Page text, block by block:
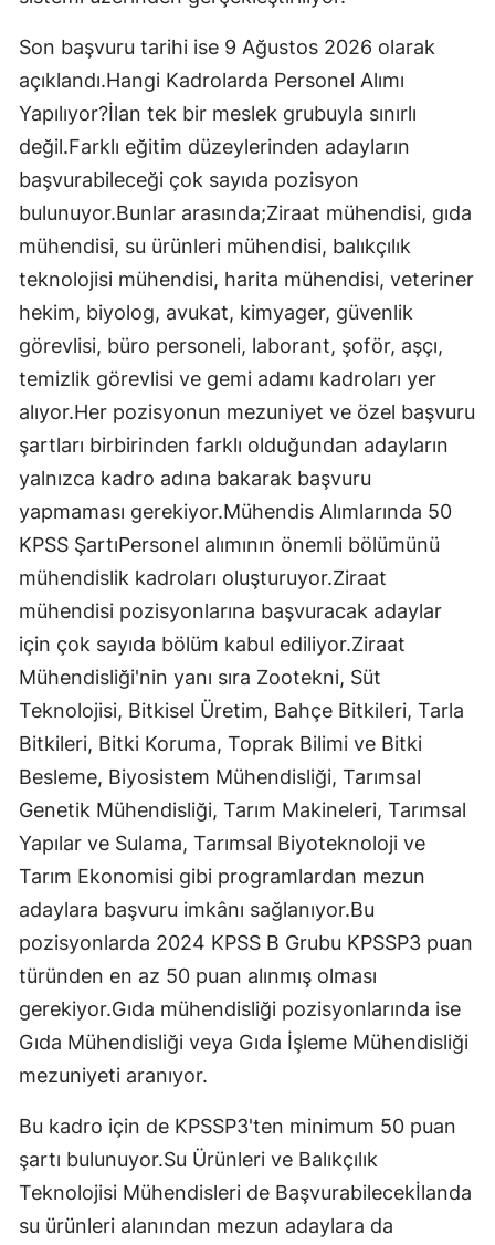
Son başvuru tarihi ise 9 Ağustos 2026 olarak
açıklandı.Hangi Kadrolarda Personel Alımı
Yapılıyor?İlan tek bir meslek grubuyla sınırlı
değil.Farklı eğitim düzeylerinden adayların
başvurabileceği çok sayıda pozisyon
bulunuyor.Bunlar arasında;Ziraat mühendisi, gıda
mühendisi, su ürünleri mühendisi, balıkçılık
teknolojisi mühendisi, harita mühendisi, veteriner
hekim, biyolog, avukat, kimyager, güvenlik
görevlisi, büro personeli, laborant, şoför, aşçı,
temizlik görevlisi ve gemi adamı kadroları yer
alıyor.Her pozisyonun mezuniyet ve özel başvuru
şartları birbirinden farklı olduğundan adayların
yalnızca kadro adına bakarak başvuru
yapmaması gerekiyor.Mühendis Alımlarında 50
KPSS ŞartıPersonel alımının önemli bölümünü
mühendislik kadroları oluşturuyor.Ziraat
mühendisi pozisyonlarına başvuracak adaylar
için çok sayıda bölüm kabul ediliyor.Ziraat
Mühendisliği'nin yanı sıra Zootekni, Süt
Teknolojisi, Bitkisel Üretim, Bahçe Bitkileri, Tarla
Bitkileri, Bitki Koruma, Toprak Bilimi ve Bitki
Besleme, Biyosistem Mühendisliği, Tarımsal
Genetik Mühendisliği, Tarım Makineleri, Tarımsal
Yapılar ve Sulama, Tarımsal Biyoteknoloji ve
Tarım Ekonomisi gibi programlardan mezun
adaylara başvuru imkânı sağlanıyor.Bu
pozisyonlarda 2024 KPSS B Grubu KPSSP3 puan
türünden en az 50 puan alınmış olması
gerekiyor.Gıda mühendisliği pozisyonlarında ise
Gıda Mühendisliği veya Gıda İşleme Mühendisliği
mezuniyeti aranıyor.
Bu kadro için de KPSSP3'ten minimum 50 puan
şartı bulunuyor.Su Ürünleri ve Balıkçılık
Teknolojisi Mühendisleri de Başvurabilecekİlanda
su ürünleri alanından mezun adaylara da